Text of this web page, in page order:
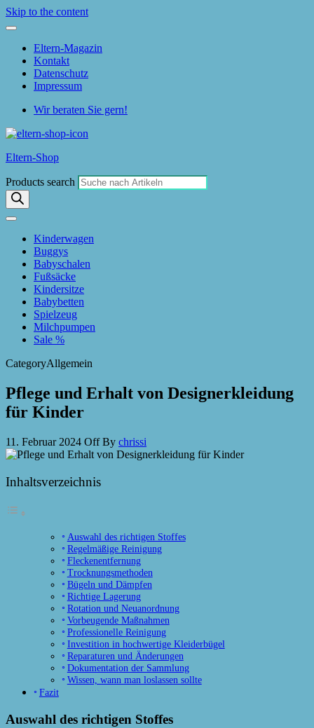
Skip to the content
Eltern-Magazin
Kontakt
Datenschutz
Impressum
Wir beraten Sie gern!
Eltern-Shop
Products search
Kinderwagen
Buggys
Babyschalen
Fußsäcke
Kindersitze
Babybetten
Spielzeug
Milchpumpen
Sale %
CategoryAllgemein
Pflege und Erhalt von Designerkleidung
für Kinder
11. Februar 2024 OffBy chrissi
Inhaltsverzeichnis
Auswahl des richtigen Stoffes
Regelmäßige Reinigung
Fleckenentfernung
Trocknungsmethoden
Bügeln und Dämpfen
Richtige Lagerung
Rotation und Neuanordnung
Vorbeugende Maßnahmen
Professionelle Reinigung
Investition in hochwertige Kleiderbügel
Reparaturen und Änderungen
Dokumentation der Sammlung
Wissen, wann man loslassen sollte
Fazit
Auswahl des richtigen Stoffes